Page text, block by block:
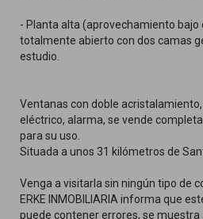
- Planta alta (aprovechamiento bajo
totalmente abierto con dos camas
estudio.
Ventanas con doble
eléctrico, alarma, se vende
para su uso.
Situada a unos 31 kilómetros de
Venga a visitarla sin ningún tipo de
ERKE INMOBILIARIA informa que
puede contener errores, se